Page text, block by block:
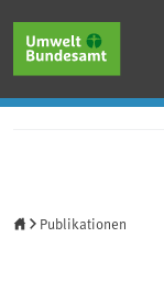
Publikationen